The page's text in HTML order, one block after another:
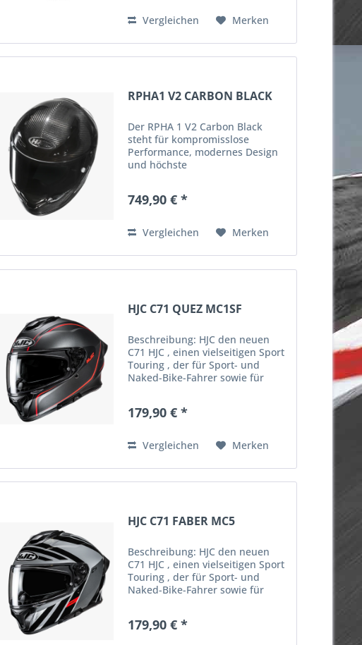
Position...
Vergleichen Merken
RPHA1 V2 CARBON BLACK
Der RPHA 1 V2 Carbon Black
steht für kompromisslose
Performance, modernes Design
und höchste
kombiniert dieser Premium-Helm
aerodynamischer...
749,90 € *
Vergleichen Merken
HJC C71 QUEZ MC1SF
Beschreibung: HJC den neuen
C71 HJC , einen vielseitigen Sport
Touring , der für Sport- und
Naked-Bike-Fahrer sowie für
Schale (Advanced Polycarbonate
179,90 € *
Vergleichen Merken
HJC C71 FABER MC5
Beschreibung: HJC den neuen
C71 HJC , einen vielseitigen Sport
Touring , der für Sport- und
Naked-Bike-Fahrer sowie für
Schale (Advanced Polycarbonate
179,90 € *